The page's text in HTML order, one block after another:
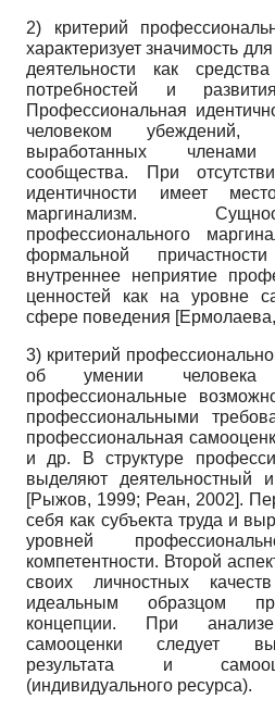
2) критерий
характеризует значимость
деятельности как
потребностей и
Профессиональная
человеком убеждений,
выработанных членами
сообщества. При
идентичности имеет
маргинализм.
профессионального
формальной
внутреннее неприятие
ценностей как на уровне
сфере поведения [
3) критерий
об умении человека
профессиональные
профессиональными
профессиональная
и др. В структуре
выделяют деятельностный
[Рыжов, 1999; Реан, 2002].
себя как субъекта труда и
уровней
компетентности. Второй
своих личностных
идеальным образцом
концепции. При анализе
самооценки следует
результата и
(индивидуального ресурса).